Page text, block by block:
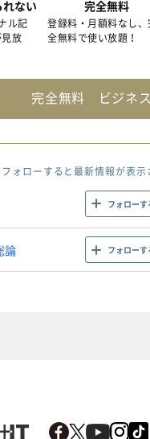
ない
ル記
放
完全無料
登録料・月額料なし、
全無料で使い放題！
完全無料 ビジネ
ォローすると最新情報が表示
フォローす
論 フォローす